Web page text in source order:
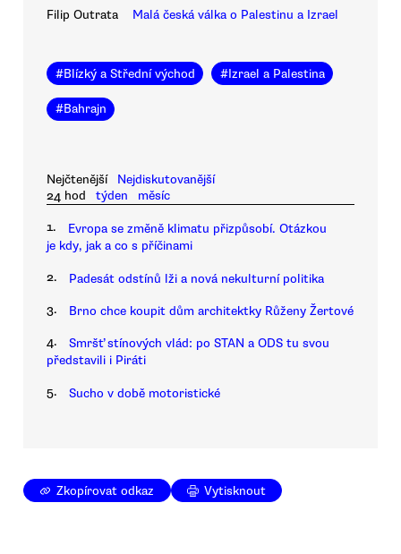
Filip Outrata Malá česká válka o Palestinu a Izrael
#Blízký a Střední východ #Izrael a Palestina
#Bahrajn
Nejčtenější
Nejdiskutovanější
24 hod
týden měsíc
1.
Evropa se změně klimatu přizpůsobí. Otázkou
je kdy, jak a co s příčinami
2. Padesát odstínů lži a nová nekulturní politika
3. Brno chce koupit dům architektky Růženy Žertové
4.
Smršť stínových vlád: po STAN a ODS tu svou
představili i Piráti
5. Sucho v době motoristické
Zkopírovat odkaz Vytisknout